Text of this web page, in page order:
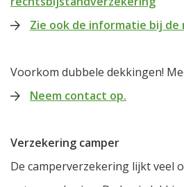
Zie ook de informatie bij
Voorkom dubbele dekkingen!
Neem contact op.
Verzekering camper
De camperverzekering lijkt veel